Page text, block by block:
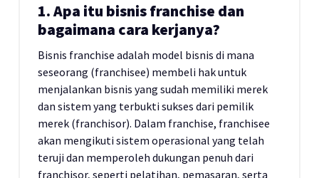
1. Apa itu bisnis franchise dan
bagaimana cara kerjanya?
Bisnis franchise adalah model bisnis di mana
seseorang (franchisee) membeli hak untuk
menjalankan bisnis yang sudah memiliki merek
dan sistem yang terbukti sukses dari pemilik
merek (franchisor). Dalam franchise, franchisee
akan mengikuti sistem operasional yang telah
teruji dan memperoleh dukungan penuh dari
franchisor, seperti pelatihan, pemasaran, serta